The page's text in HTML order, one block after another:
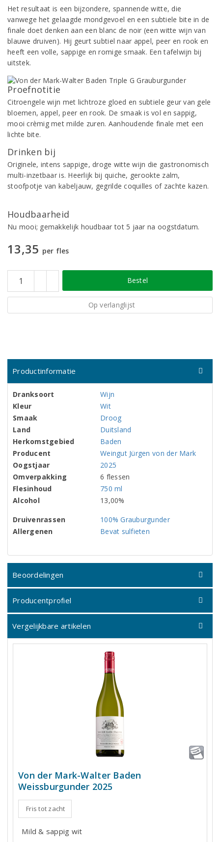
Het resultaat is een bijzondere, spannende witte, die
vanwege het gelaagde mondgevoel en een subtiele bite in de
finale doet denken aan een blanc de noir (een witte wijn van
blauwe druiven). Hij geurt subtiel naar appel, peer en rook en
heeft een volle, sappige en romige smaak. Een tafelwijn bij
uitstek.
Proefnotitie
Citroengele wijn met lichtroze gloed en subtiele geur van gele
bloemen, appel, peer en rook. De smaak is vol en sappig,
mooi crèmig met milde zuren. Aanhoudende finale met een
lichte bite.
Drinken bij
Originele, intens sappige, droge witte wijn die gastronomisch
multi-inzetbaar is. Heerlijk bij quiche, gerookte zalm,
stoofpotje van kabeljauw, gegrilde coquilles of zachte kazen.
Houdbaarheid
Nu mooi; gemakkelijk houdbaar tot 5 jaar na oogstdatum.
13,35 per fles
Bestel
Op verlanglijst
Productinformatie
Dranksoort
Wijn
Kleur
Wit
Smaak
Droog
Land
Duitsland
Herkomstgebied
Baden
Producent
Weingut Jürgen von der Mark
Oogstjaar
2025
Omverpakking
6 flessen
Flesinhoud
750 ml
Alcohol
13,00%
Druivenrassen
100% Grauburgunder
Allergenen
Bevat sulfieten
Beoordelingen
Producentprofiel
Vergelijkbare artikelen
Von der Mark-Walter Baden
Weissburgunder 2025
Fris tot zacht
Mild & sappig wit